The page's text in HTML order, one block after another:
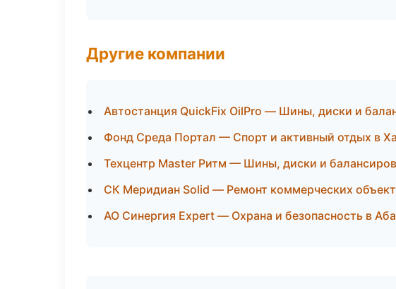
Другие компании
Автостанция QuickFix OilPro — Шины, диски и
Фонд Среда Портал — Спорт и активный отдых в
Техцентр Master Ритм — Шины, диски и
СК Меридиан Solid — Ремонт коммерческих
АО Синергия Expert — Охрана и безопасность в